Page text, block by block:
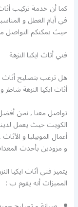
في أيام العطل و
حيث يمكنكم التواصل
فني أثاث ايكيا النزهة
هل ترغب بتصليح
أثاث ايكيا النزهة
تواصل معنا , نحن
الكويت حيث يعمل
أعمال الموبيليا و
و مزودين بأحدث
يتميز فني أثاث ايكيا
المميزات أنه يقوم ب :